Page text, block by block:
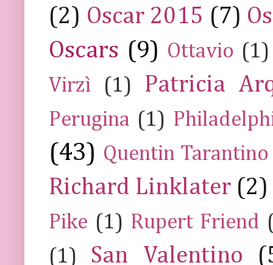
(2) Oscar 2015 (7)
Oscars (9) Ottavio (1)
Virzì
(1) Patricia
Perugina (1)
(43) Quentin Tarantino
Richard Linklater (2)
Pike (1) Rupert Friend
(1)
San Valentino